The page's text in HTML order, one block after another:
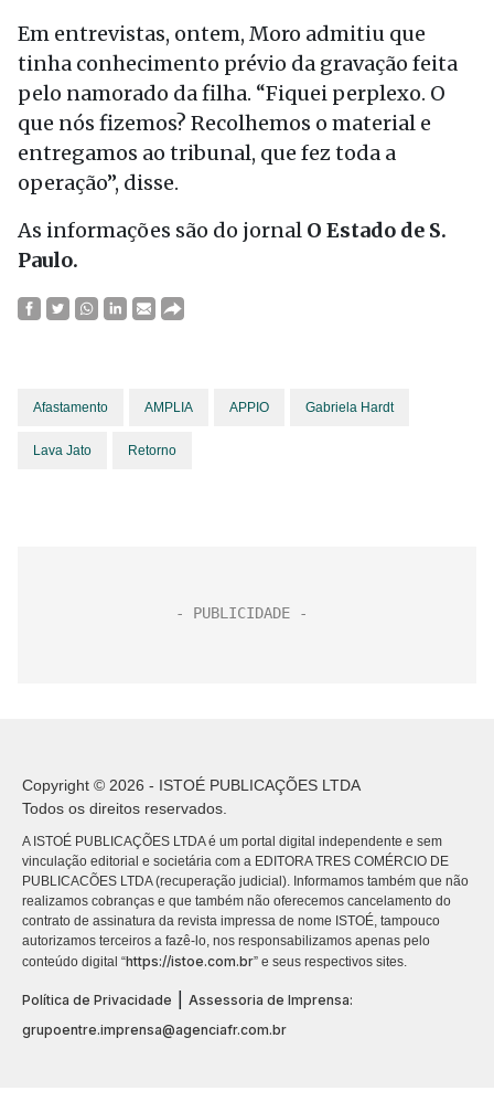
Em entrevistas, ontem, Moro admitiu que
tinha conhecimento prévio da gravação feita
pelo namorado da filha. “Fiquei perplexo. O
que nós fizemos? Recolhemos o material e
entregamos ao tribunal, que fez toda a
operação”, disse.
As informações são do jornal O Estado de S.
Paulo.
Afastamento AMPLIA APPIO Gabriela Hardt
Lava Jato Retorno
Copyright © 2026 - ISTOÉ PUBLICAÇÕES LTDA
Todos os direitos reservados.
A ISTOÉ PUBLICAÇÕES LTDA é um portal digital independente e sem
vinculação editorial e societária com a EDITORA TRES COMÉRCIO DE
PUBLICACÕES LTDA (recuperação judicial). Informamos também que não
realizamos cobranças e que também não oferecemos cancelamento do
contrato de assinatura da revista impressa de nome ISTOÉ, tampouco
autorizamos terceiros a fazê-lo, nos responsabilizamos apenas pelo
conteúdo digital “https://istoe.com.br” e seus respectivos sites.
Política de Privacidade
Assessoria de Imprensa:
grupoentre.imprensa@agenciafr.com.br